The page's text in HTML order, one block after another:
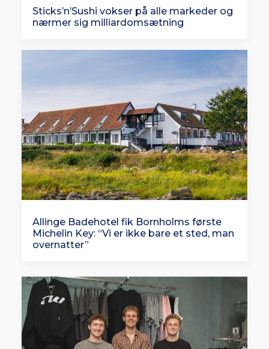
Sticks’n’Sushi vokser på alle markeder og
nærmer sig milliardomsætning
Allinge Badehotel fik Bornholms første
Michelin Key: “Vi er ikke bare et sted, man
overnatter”